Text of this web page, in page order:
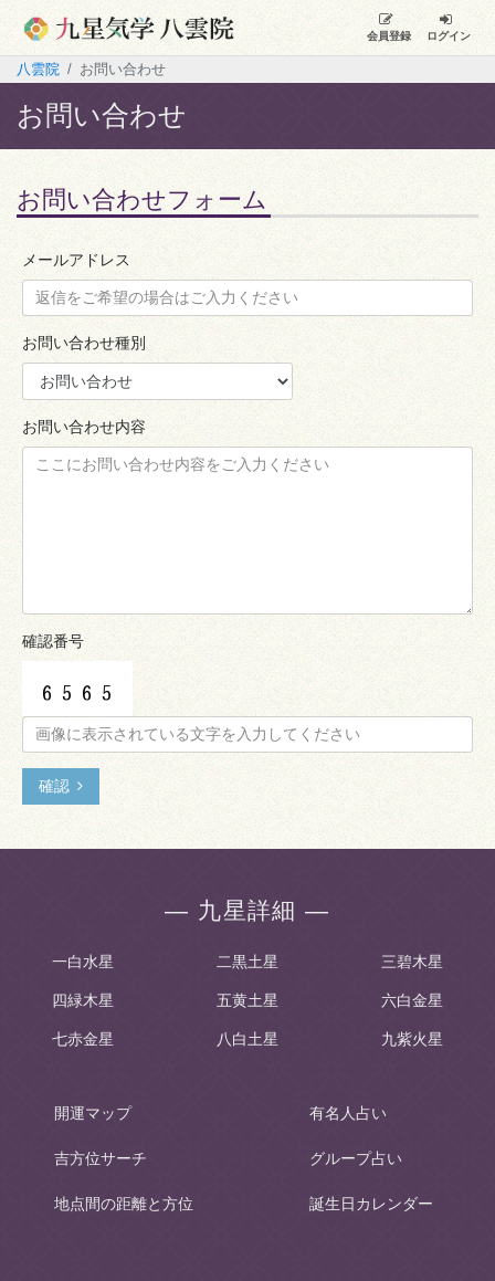
会員登録 ログイン
八雲院 お問い合わせ
お問い合わせ
お問い合わせフォーム
メールアドレス
お問い合わせ種別
お問い合わせ内容
確認番号
確認
― 九星詳細 ―
一白水星 二黒土星 三碧木星
四緑木星 五黄土星 六白金星
七赤金星 八白土星 九紫火星
開運マップ
吉方位サーチ
地点間の距離と方位
有名人占い
グループ占い
誕生日カレンダー